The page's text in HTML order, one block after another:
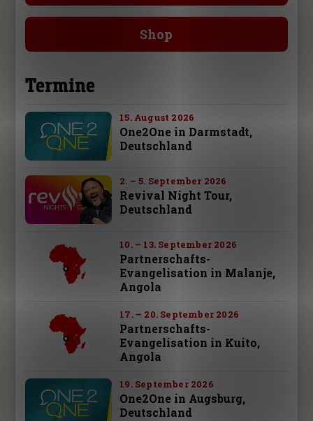
Shop
Termine
15. August 2026
One2One in Darmstadt,
Deutschland
2. – 5. September 2026
Revival Night Tour,
Deutschland
10. – 13. September 2026
Partnerschafts-
Evangelisation in Malanje,
Angola
17. – 20. September 2026
Partnerschafts-
Evangelisation in Kuito,
Angola
19. September 2026
One2One in Augsburg,
Deutschland